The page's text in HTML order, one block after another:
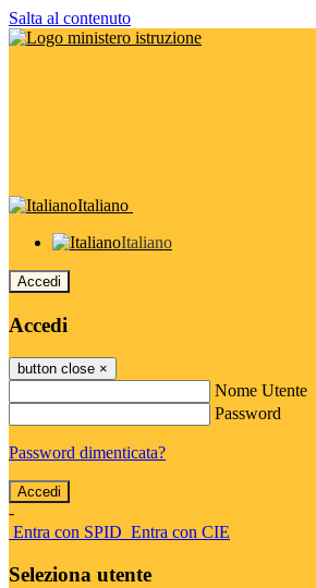
Salta al contenuto
Italiano
Italiano
Accedi
Accedi
button close ×
Nome Utente
Password
Password dimenticata?
-
Entra con SPID Entra con CIE
Seleziona utente